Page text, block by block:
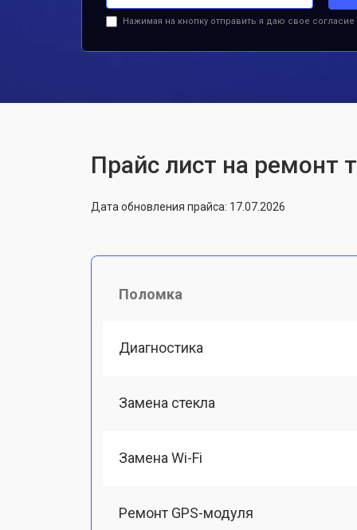
Нажимая на кнопку отправить я даю свое согласие
Прайс лист на ремонт
Дата обновления прайса: 17.07.2026
Поломка
Диагностика
Замена стекла
Замена Wi-Fi
Ремонт GPS-модуля